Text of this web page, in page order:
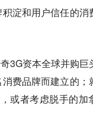
淀和用户信任的消
3G资本全球并购巨
费品牌而建立的；
或者考虑脱手的加